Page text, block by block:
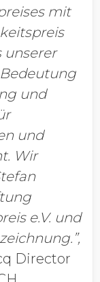
mit
unserer
und
und
Wir
e.V. und
Director